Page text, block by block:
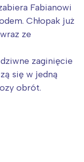
Fabianowi
Chłopak już
ze
zaginięcie
się w jedną
obrót.